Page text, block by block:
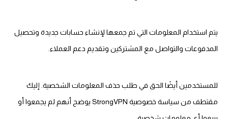
يتم استخدام المعلومات التي تم جمعها لإنشاء حسابات جديدة وتحصيل
المدفوعات والتواصل مع المشتركين وتقديم دعم العملاء.
للمستخدمين أيضًا الحق في طلب حذف المعلومات الشخصية. إليك
مقتطف من سياسة خصوصية StrongVPN يوضح أنهم لم يجمعوا أو